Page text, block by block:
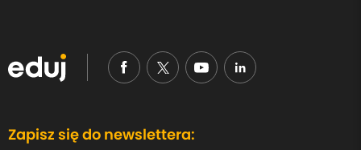
Zapisz się do newslettera: